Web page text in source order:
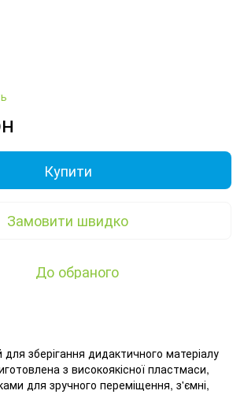
Купити
Замовити швидко
До обраного
для зберігання дидактичного матеріалу
з високоякісної пластмаси,
для зручного переміщення, з'ємні,